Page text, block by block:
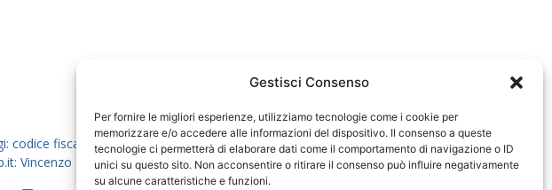
Gestisci Consenso
Per fornire le migliori esperienze, utilizziamo tecnologie come i cookie per
memorizzare e/o accedere alle informazioni del dispositivo. Il consenso a queste
tecnologie ci permetterà di elaborare dati come il comportamento di navigazione o ID
unici su questo sito. Non acconsentire o ritirare il consenso può influire negativamente
su alcune caratteristiche e funzioni.
codice fiscale 80069130583
Vincenzo D'Anna